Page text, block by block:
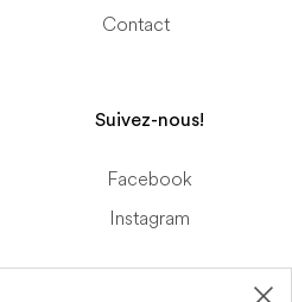
Contact
Suivez-nous!
Facebook
Instagram